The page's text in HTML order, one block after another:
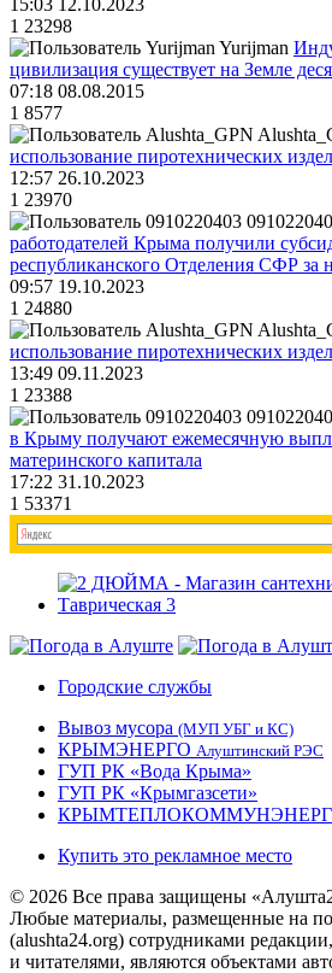
15:03 12.10.2023
1 23298
Yurijman
цивилизация существует на Земле
07:18 08.08.2015
1 8577
использование пиротехнических
12:57 26.10.2023
1 23970
работодателей Крыма получили
республиканского Отделения СФР за
09:57 19.10.2023
1 24880
использование пиротехнических
13:49 09.11.2023
1 23388
в Крыму получают ежемесячную
материнского капитала
17:22 31.10.2023
1 53371
Городские службы
Вывоз мусора (МУП УБГ и КС)
КРЫМЭНЕРГО Алуштинский РЭС
ГУП РК «Вода Крыма»
ГУП РК «Крымгазсети»
Купить это рекламное место
© 2026 Все права защищены
Любые материалы, размещенные на
(alushta24.org) сотрудниками
и читателями, являются объектами